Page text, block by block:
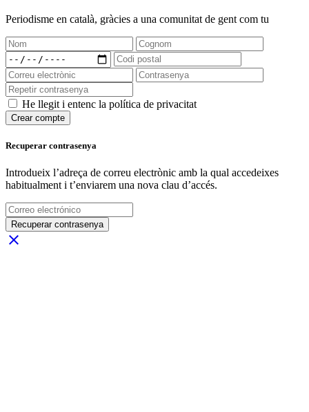
Periodisme en català, gràcies a una comunitat de gent com tu
He llegit i entenc la política de privacitat
Crear compte
Recuperar contrasenya
Introdueix l’adreça de correu electrònic amb la qual accedeixes
habitualment i t’enviarem una nova clau d’accés.
Recuperar contrasenya
close